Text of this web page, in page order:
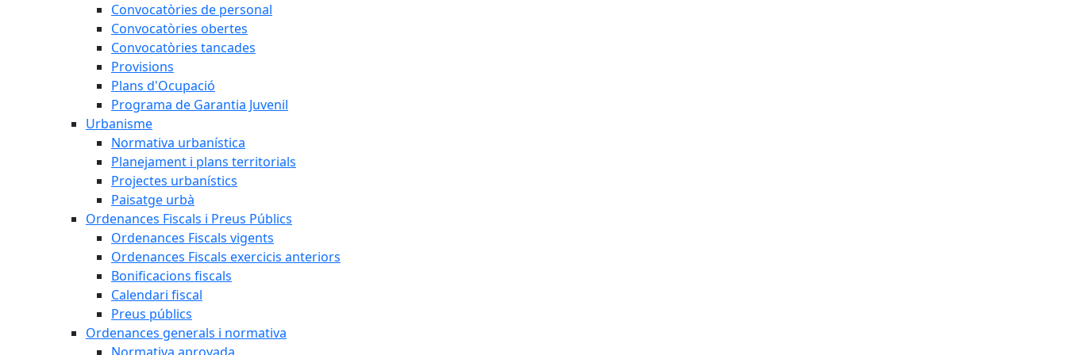
Convocatòries de personal
Convocatòries obertes
Convocatòries tancades
Provisions
Plans d'Ocupació
Programa de Garantia Juvenil
Urbanisme
Normativa urbanística
Planejament i plans territorials
Projectes urbanístics
Paisatge urbà
Ordenances Fiscals i Preus Públics
Ordenances Fiscals vigents
Ordenances Fiscals exercicis anteriors
Bonificacions fiscals
Calendari fiscal
Preus públics
Ordenances generals i normativa